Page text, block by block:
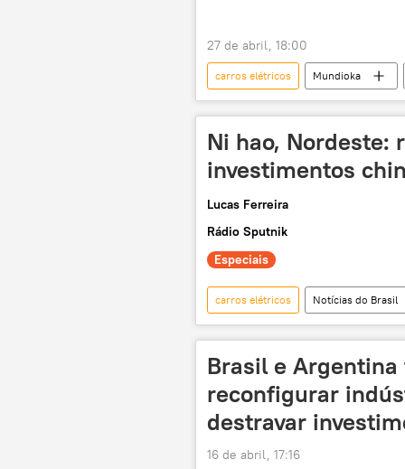
27 de abril, 18:00
carros elétricos Mundioka
Pernambuco
Ceará
energia renovável
Ni hao, Nordeste:
investimentos
Lucas Ferreira
Rádio Sputnik
Especiais
carros elétricos Notícias do Brasil
investimento estrangeiro
Brasil e
reconfigurar
destravar
16 de abril, 17:16